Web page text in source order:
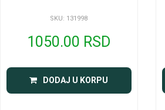
SKU: 131998
1050.00 RSD
DODAJ U KORPU